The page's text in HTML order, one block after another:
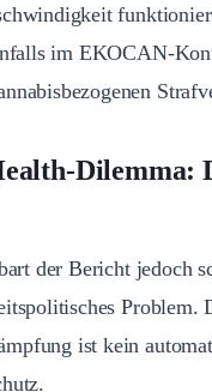
im EKOCAN-
Dilemma:
der Bericht jedoch
Problem.
ist kein